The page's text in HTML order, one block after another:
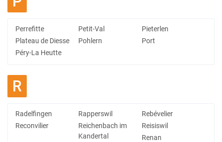
Perrefitte Petit-Val
Pieterlen
Plateau de Diesse
Pohlern
Port
Péry-La Heutte
R
Radelfingen Rapperswil
Rebévelier
Reconvilier
Reichenbach im
Kandertal
Reisiswil
Renan